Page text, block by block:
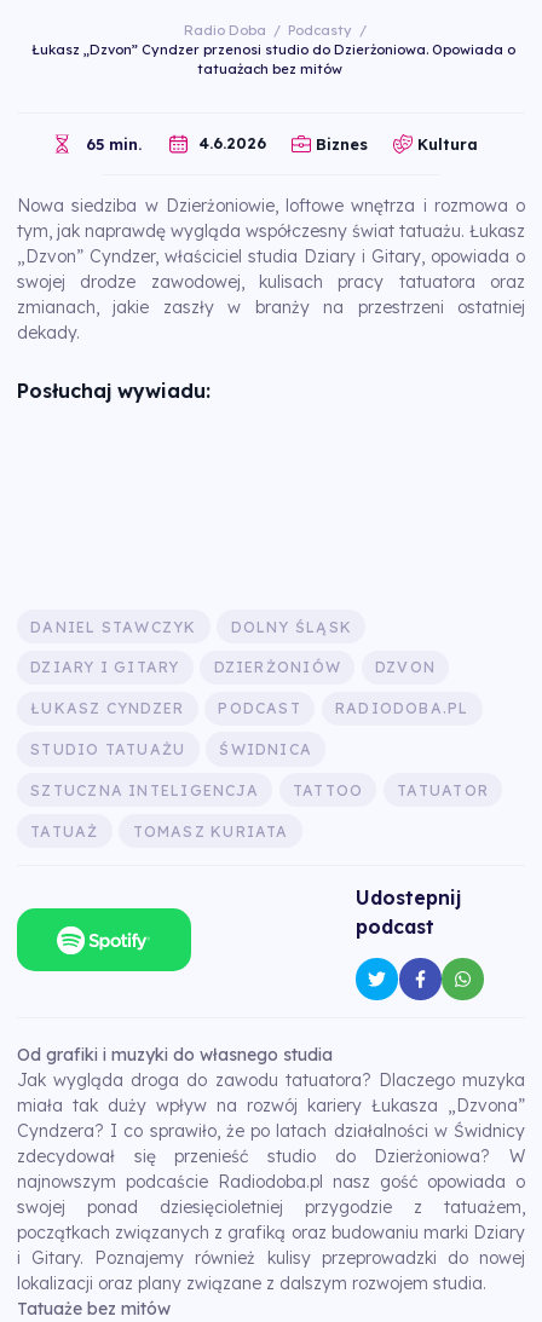
Radio Doba / Podcasty /
Łukasz „Dzvon” Cyndzer przenosi studio do Dzierżoniowa. Opowiada o
tatuażach bez mitów
65 min. 4.6.2026 Biznes Kultura
Nowa siedziba w Dzierżoniowie, loftowe wnętrza i rozmowa o
tym, jak naprawdę wygląda współczesny świat tatuażu. Łukasz
„Dzvon” Cyndzer, właściciel studia Dziary i Gitary, opowiada o
swojej drodze zawodowej, kulisach pracy tatuatora oraz
zmianach, jakie zaszły w branży na przestrzeni ostatniej
dekady.
Posłuchaj wywiadu:
DANIEL STAWCZYK DOLNY ŚLĄSK
DZIARY I GITARY DZIERŻONIÓW DZVON
ŁUKASZ CYNDZER PODCAST RADIODOBA.PL
STUDIO TATUAŻU ŚWIDNICA
SZTUCZNA INTELIGENCJA TATTOO TATUATOR
TATUAŻ TOMASZ KURIATA
Udostepnij
podcast
Od grafiki i muzyki do własnego studia
Jak wygląda droga do zawodu tatuatora? Dlaczego muzyka
miała tak duży wpływ na rozwój kariery Łukasza „Dzvona”
Cyndzera? I co sprawiło, że po latach działalności w Świdnicy
zdecydował się przenieść studio do Dzierżoniowa? W
najnowszym podcaście Radiodoba.pl nasz gość opowiada o
swojej ponad dziesięcioletniej przygodzie z tatuażem,
początkach związanych z grafiką oraz budowaniu marki Dziary
i Gitary. Poznajemy również kulisy przeprowadzki do nowej
lokalizacji oraz plany związane z dalszym rozwojem studia.
Tatuaże bez mitów